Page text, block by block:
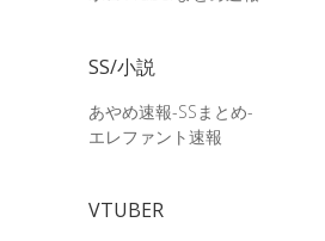
SS/小説
あやめ速報-SSまとめ-
エレファント速報
VTUBER